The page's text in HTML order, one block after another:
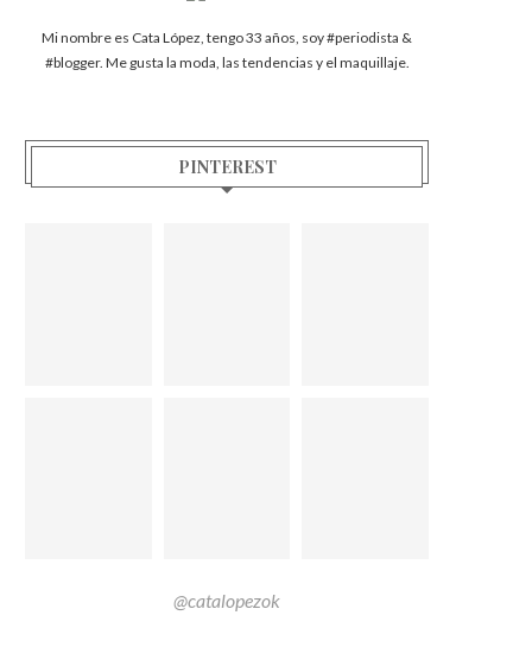
Mi nombre es Cata López, tengo 33 años, soy #periodista &
#blogger. Me gusta la moda, las tendencias y el maquillaje.
PINTEREST
@catalopezok